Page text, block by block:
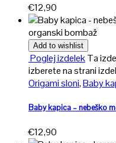
€12,90
organski bombaž
Add to wishlist
Poglej izdelekTa
izberete na strani
Origami sloni,Baby
Baby kapica – nebeško
€12,90